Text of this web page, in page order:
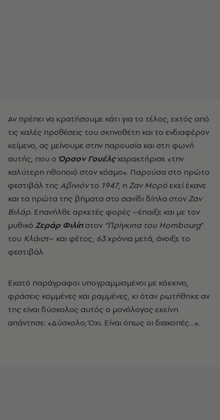
Αν πρέπει να κρατήσουμε κάτι για το τέλος, εκτός από
τις καλές προθέσεις του σκηνοθέτη και το ενδιαφέρον
κείμενο, ας μείνουμε στην παρουσία και στη φωνή
αυτής, που ο Όρσον Γουέλςχαρακτήρισε «την
καλύτερη ηθοποιό στον κόσμο». Παρούσα στο πρώτο
φεστιβάλ της Αβινιόντο 1947, η Ζαν Μορό εκεί έκανε
και τα πρώτα της βήματα στο σανίδι δίπλα στονΖαν
Βιλάρ. Επανήλθε αρκετές φορές –έπαιξε και με τον
μυθικό Ζεράρ Φιλίπστον “Πρίγκιπα του Hombourg”
του Κλάιστ– και φέτος, 63χρόνια μετά, άνοιξε το
φεστιβάλ.
Εκατό παράγραφοι υπογραμμισμένοι με κόκκινο,
φράσεις κομμένες και ραμμένες, κι όταν ρωτήθηκε αν
της είναι δύσκολος αυτός ο μονόλογος εκείνη
απάντησε: «Δύσκολο; Όχι. Είναι όπως οι διακοπές…».